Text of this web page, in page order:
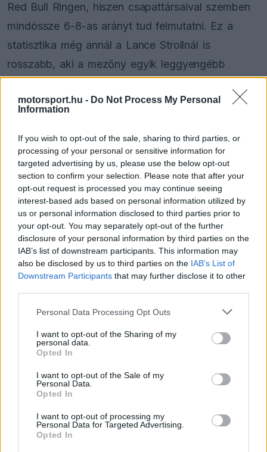
motorsport.hu - Do Not Process My Personal
Information
If you wish to opt-out of the sale, sharing to third parties, or
processing of your personal or sensitive information for
targeted advertising by us, please use the below opt-out
section to confirm your selection. Please note that after your
opt-out request is processed you may continue seeing
interest-based ads based on personal information utilized by
us or personal information disclosed to third parties prior to
your opt-out. You may separately opt-out of the further
disclosure of your personal information by third parties on the
IAB’s list of downstream participants. This information may
also be disclosed by us to third parties on the IAB’s List of
Downstream Participants that may further disclose it to other
Please note that this website/app uses one or more Google
not limited to your visit or usage behaviour. You may click to
grant or deny consent to Google and its third-party tags to
use your data for below specified purposes in below Google
consent section.
Personal Data Processing Opt Outs
I want to opt-out of the Sharing of my
personal data.
Opted In
I want to opt-out of the Sale of my
Personal Data.
Opted In
I want to opt-out of processing my
Personal Data for Targeted Advertising.
Opted In
Red Bull Ringen, hiszen csapattársaival szemben
mindössze 6-8-as arányt tud felmutatni. Ez a
statisztika még annál a Lance Strollnál is
rosszabb, aki a mezőny egyik leggyengébb
helyszínen.
Video
is
loading.
This
is
a
modal
window.
The media could not be loaded, either because
the server or network failed or because the format
is not supported.
A brit versenyző a pálya 2014-es visszatérése óta
csupán két pole pozíciót és három első soros
rajthelyet szerzett itt. A futamokon sem szerepel
sokkal jobban, a tizenkét ausztriai indulásából
ugyanis mindössze egyetlen győzelmet és négy
dobogós helyezést tud felmutatni, legutóbb pedig
akkori csapata, aMercedesszíneiben.